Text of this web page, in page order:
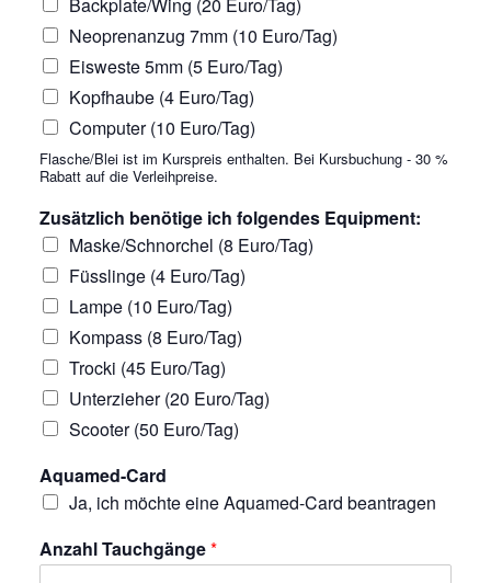
Neoprenanzug 7mm (10 Euro/Tag)
Eisweste 5mm (5 Euro/Tag)
Kopfhaube (4 Euro/Tag)
Computer (10 Euro/Tag)
Flasche/Blei ist im Kurspreis enthalten. Bei Kursbuchung - 30 %
Rabatt auf die Verleihpreise.
Zusätzlich benötige ich folgendes Equipment:
Maske/Schnorchel (8 Euro/Tag)
Füsslinge (4 Euro/Tag)
Lampe (10 Euro/Tag)
Kompass (8 Euro/Tag)
Trocki (45 Euro/Tag)
Unterzieher (20 Euro/Tag)
Scooter (50 Euro/Tag)
Aquamed-Card
Ja, ich möchte eine Aquamed-Card beantragen
Anzahl Tauchgänge*